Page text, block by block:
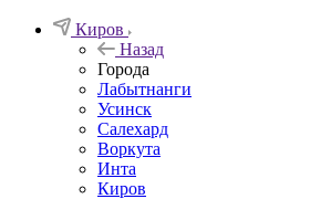
Киров
Назад
Города
Лабытнанги
Усинск
Салехард
Воркута
Инта
Киров